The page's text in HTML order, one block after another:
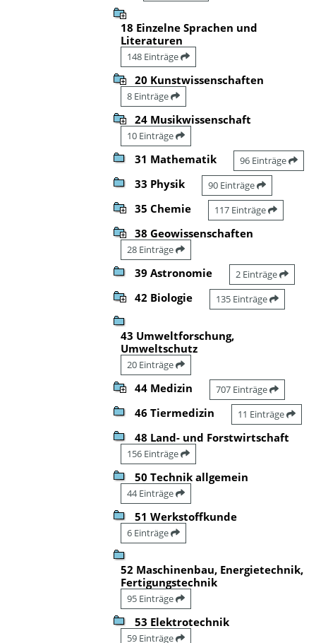
18 Einzelne Sprachen und
Literaturen
148 Einträge
20 Kunstwissenschaften
8 Einträge
24 Musikwissenschaft
10 Einträge
31 Mathematik 96 Einträge
33 Physik 90 Einträge
35 Chemie 117 Einträge
38 Geowissenschaften
28 Einträge
39 Astronomie 2 Einträge
42 Biologie 135 Einträge
43 Umweltforschung,
Umweltschutz
20 Einträge
44 Medizin 707 Einträge
46 Tiermedizin 11 Einträge
48 Land- und Forstwirtschaft
156 Einträge
50 Technik allgemein
44 Einträge
51 Werkstoffkunde
6 Einträge
52 Maschinenbau, Energietechnik,
Fertigungstechnik
95 Einträge
53 Elektrotechnik
59 Einträge